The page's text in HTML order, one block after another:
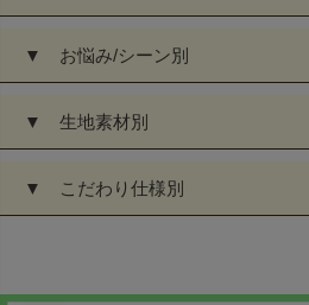
▼ お悩み/シーン別
▼ 生地素材別
▼ こだわり仕様別